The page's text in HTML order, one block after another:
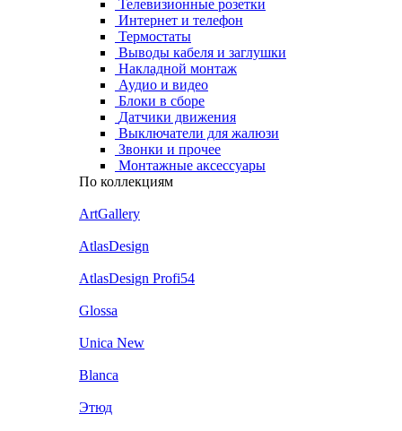
Телевизионные розетки
Интернет и телефон
Термостаты
Выводы кабеля и заглушки
Накладной монтаж
Аудио и видео
Блоки в сборе
Датчики движения
Выключатели для жалюзи
Звонки и прочее
Монтажные аксессуары
По коллекциям
ArtGallery
AtlasDesign
AtlasDesign Profi54
Glossa
Unica New
Blanca
Этюд